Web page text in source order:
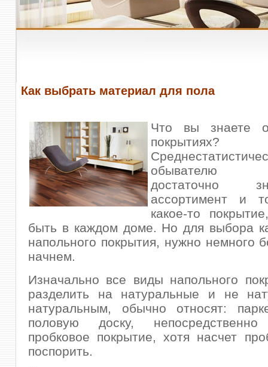
Как выбрать материал для пола
Что вы знаете
покрытиях?
обывателю
достаточно
ассортимент и
какое-то
быть в каждом доме. Но для выбора
напольного покрытия, нужно немного
начнем.
Изначально все виды напольного
разделить на натуральные и не
натуральным, обычно относят:
половую доску,
пробковое покрытие, хотя насчет
поспорить.